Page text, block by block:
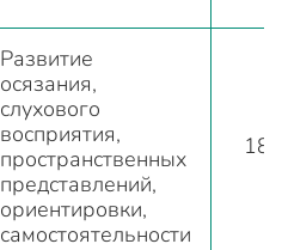
Развитие
осязания,
слухового
восприятия,
пространственных
представлений,
ориентировки,
самостоятельности
18